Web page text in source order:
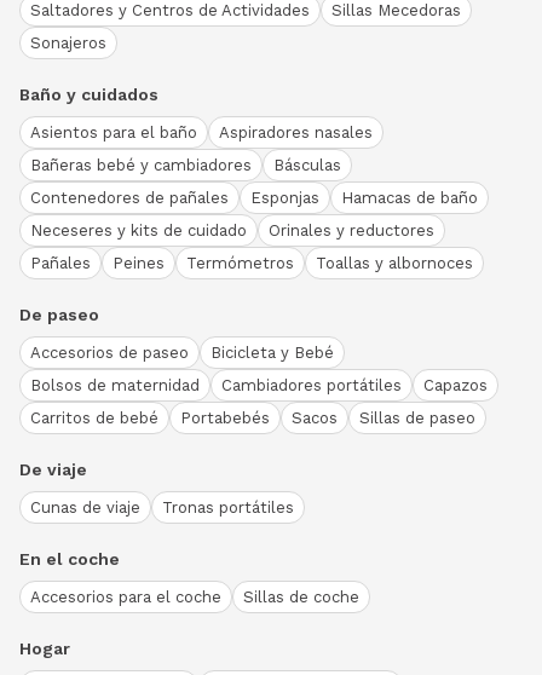
Saltadores y Centros de Actividades
Sillas Mecedoras
Sonajeros
Baño y cuidados
Asientos para el baño
Aspiradores nasales
Bañeras bebé y cambiadores
Básculas
Contenedores de pañales
Esponjas
Hamacas de baño
Neceseres y kits de cuidado
Orinales y reductores
Pañales
Peines Termómetros Toallas y albornoces
De paseo
Accesorios de paseo
Bicicleta y Bebé
Bolsos de maternidad
Cambiadores portátiles
Capazos
Carritos de bebé
Portabebés Sacos Sillas de paseo
De viaje
Cunas de viaje Tronas portátiles
En el coche
Accesorios para el coche Sillas de coche
Hogar